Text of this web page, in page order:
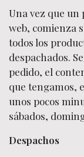
Una vez que un
web, comienza
todos los
despachados.
pedido, el
que tengamos,
unos pocos
sábados,
Despachos